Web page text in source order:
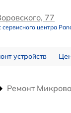
77
сервисного центра
устройств
Ремонт